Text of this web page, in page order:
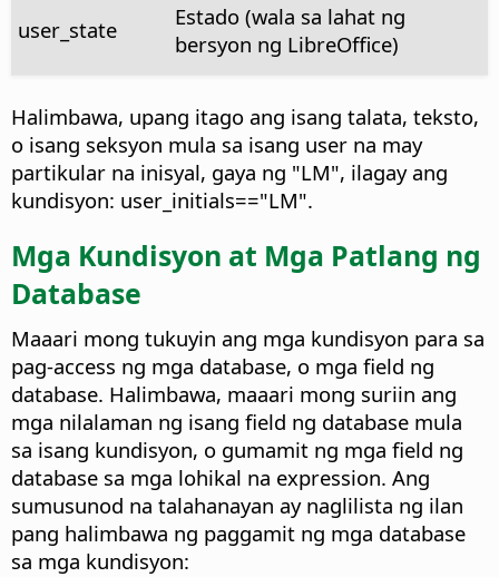
user_state
Estado (wala sa lahat ng
bersyon ng LibreOffice)
Halimbawa, upang itago ang isang talata, teksto,
o isang seksyon mula sa isang user na may
partikular na inisyal, gaya ng "LM", ilagay ang
kundisyon: user_initials=="LM".
Mga Kundisyon at Mga Patlang ng
Database
Maaari mong tukuyin ang mga kundisyon para sa
pag-access ng mga database, o mga field ng
database. Halimbawa, maaari mong suriin ang
mga nilalaman ng isang field ng database mula
sa isang kundisyon, o gumamit ng mga field ng
database sa mga lohikal na expression. Ang
sumusunod na talahanayan ay naglilista ng ilan
pang halimbawa ng paggamit ng mga database
sa mga kundisyon: